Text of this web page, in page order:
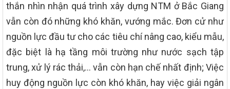
thắn nhìn nhận quá trình xây dựng NTM ở Bắc Giang
vẫn còn đó những khó khăn, vướng mắc. Đơn cử như
nguồn lực đầu tư cho các tiêu chí nâng cao, kiểu mẫu,
đặc biệt là hạ tầng môi trường như nước sạch tập
trung, xử lý rác thải,… vẫn còn hạn chế nhất định; Việc
huy động nguồn lực còn khó khăn, hay việc giải ngân